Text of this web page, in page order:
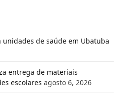
de saúde em Ubatuba
entrega de materiais
escolares agosto 6, 2026